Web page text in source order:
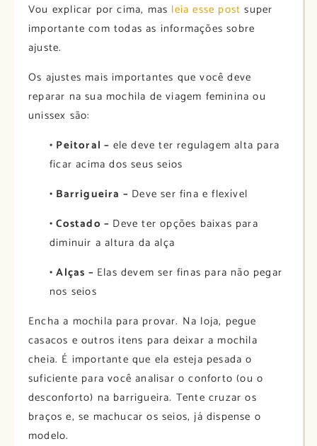
Vou explicar por cima, mas leia esse post super
importante com todas as informações sobre
ajuste.
Os ajustes mais importantes que você deve
reparar na sua mochila de viagem feminina ou
unissex são:
• Peitoral – ele deve ter regulagem alta para
ficar acima dos seus seios
• Barrigueira – Deve ser fina e flexível
• Costado – Deve ter opções baixas para
diminuir a altura da alça
• Alças – Elas devem ser finas para não pegar
nos seios
Encha a mochila para provar. Na loja, pegue
casacos e outros itens para deixar a mochila
cheia. É importante que ela esteja pesada o
suficiente para você analisar o conforto (ou o
desconforto) na barrigueira. Tente cruzar os
braços e, se machucar os seios, já dispense o
modelo.